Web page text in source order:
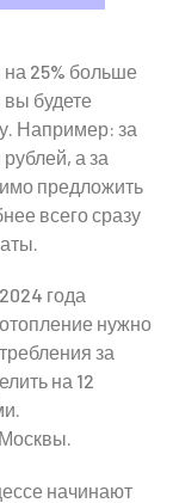
на 25% больше
будете
Например: за
а за
предложить
всего сразу
года
нужно
за
на 12
начинают